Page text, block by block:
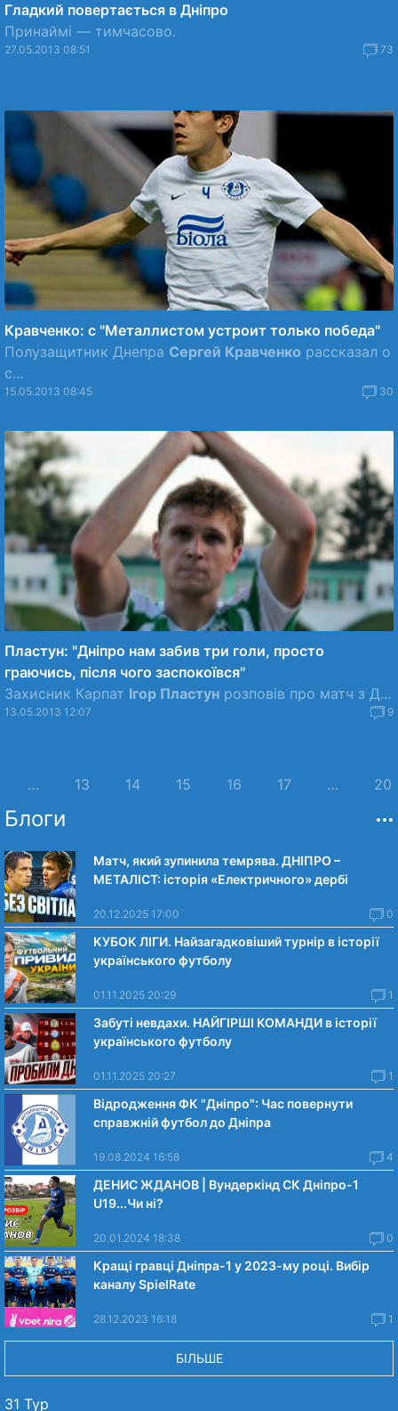
Гладкий повертається в Дніпро
Принаймі — тимчасово.
27.05.2013 08:51 73
Кравченко: с "Металлистом устроит только победа"
Полузащитник Днепра Сергей Кравченко рассказал о
с...
15.05.2013 08:45 30
Пластун: "Дніпро нам забив три голи, просто
граючись, після чого заспокоївся"
Захисник Карпат Ігор Пластун розповів про матч з Д...
13.05.2013 12:07 9
… 13 14 15 16 17 … 20
Блоги
Матч, який зупинила темрява. ДНІПРО –
МЕТАЛІСТ: історія «Електричного» дербі
20.12.2025 17:00 0
КУБОК ЛІГИ. Найзагадковіший турнір в історії
українського футболу
01.11.2025 20:29 1
Забуті невдахи. НАЙГІРШІ КОМАНДИ в історії
українського футболу
01.11.2025 20:27 1
Відродження ФК "Дніпро": Час повернути
справжній футбол до Дніпра
19.08.2024 16:58 4
ДЕНИС ЖДАНОВ | Вундеркінд СК Дніпро-1
U19...Чи нi?
20.01.2024 18:38 0
Кращі гравці Дніпра-1 у 2023-му році. Вибiр
каналу SpielRate
28.12.2023 16:18 1
БІЛЬШЕ
31 Тур